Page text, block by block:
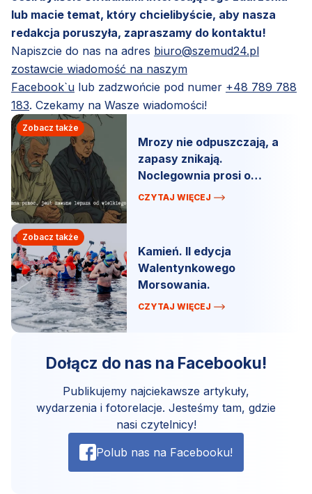
lub macie temat, który chcielibyście, aby nasza
redakcja poruszyła, zapraszamy do kontaktu!
Napiszcie do nas na adres biuro@szemud24.pl
zostawcie wiadomość na naszym
Facebook`u lub zadzwońcie pod numer +48 789 788
183. Czekamy na Wasze wiadomości!
Zobacz także
Mrozy nie odpuszczają, a
zapasy znikają.
Noclegownia prosi o
wsparcie!
CZYTAJ WIĘCEJ
Zobacz także
Kamień. II edycja
Walentynkowego
Morsowania.
CZYTAJ WIĘCEJ
Dołącz do nas na Facebooku!
Publikujemy najciekawsze artykuły,
wydarzenia i fotorelacje. Jesteśmy tam, gdzie
nasi czytelnicy!
Polub nas na Facebooku!